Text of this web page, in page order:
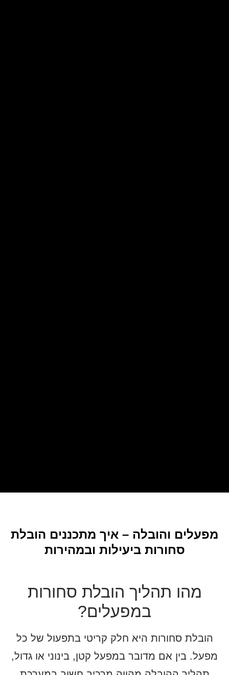
מפעלים והובלה – איך מתכננים הובלת
סחורות ביעילות ובמהירות
מהו תהליך הובלת סחורות
במפעלים?
הובלת סחורות היא חלק קריטי בתפעול של כל
מפעל. בין אם מדובר במפעל קטן, בינוני או גדול,